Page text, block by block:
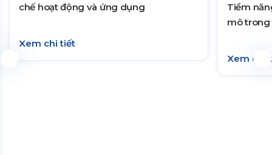
chế hoạt động và ứng dụng
Xem chi tiết
Tiềm
mô trong
Xem chi